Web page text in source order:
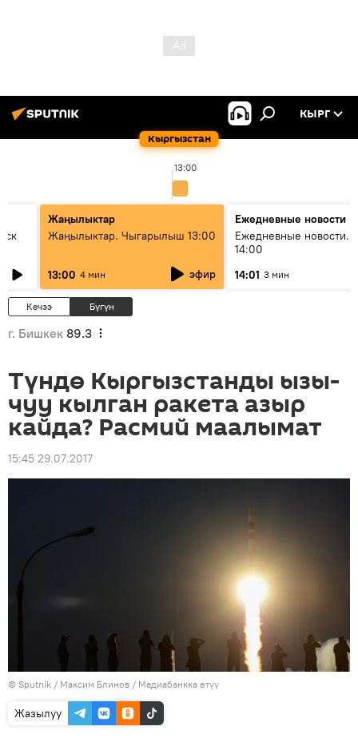
Кыргызстан
КЫРГ
13:00
Жаңылыктар
Жаңылыктар. Чыгарылыш 13:00
13:00 4 мин эфир
Ежедневные новости
Ежедневные новости.
14:00
14:01 3 мин
Кечээ Бүгүн
г. Бишкек 89.3
Түндө Кыргызстанды ызы-
чуу кылган ракета азыр
кайда? Расмий маалымат
15:45 29.07.2017
© Sputnik / Максим Блинов / Медиабанкка өтүү
Жазылуу